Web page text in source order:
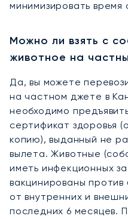
минимизировать время
Можно ли взять с
животное на
Да, вы можете
на частном джете в
необходимо
сертификат здоровья
копию), выданный не
вылета. Животные
иметь инфекционных
вакцинированы
от внутренних и
последних 6 месяцев.